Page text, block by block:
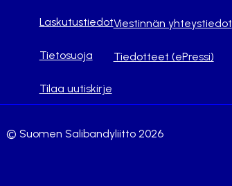
Laskutustiedot
Tietosuoja
Tilaa uutiskirje
Viestinnän yhteystiedot
Tiedotteet (ePressi)
© Suomen Salibandyliitto 2026